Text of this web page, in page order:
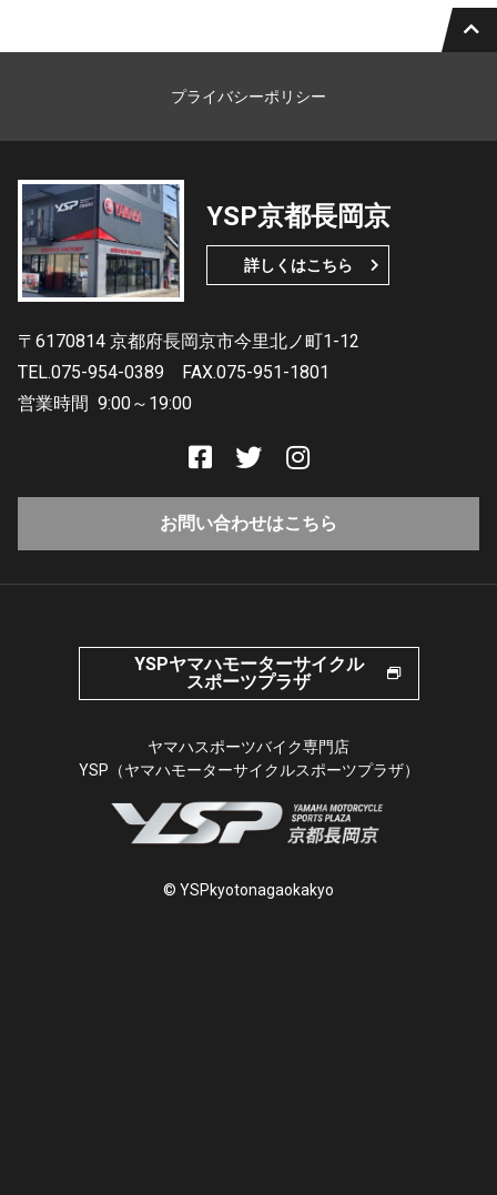
プライバシーポリシー
YSP京都長岡京
詳しくはこちら
〒6170814 京都府長岡京市今里北ノ町1-12
TEL.075-954-0389
FAX.075-951-1801
営業時間 9:00～19:00
お問い合わせはこちら
YSPヤマハモーターサイクル
スポーツプラザ
ヤマハスポーツバイク専門店
YSP（ヤマハモーターサイクルスポーツプラザ）
© YSPkyotonagaokakyo